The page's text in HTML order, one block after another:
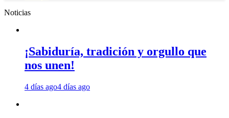
Noticias
¡Sabiduría, tradición y orgullo que
nos unen!
4 días ago4 días ago